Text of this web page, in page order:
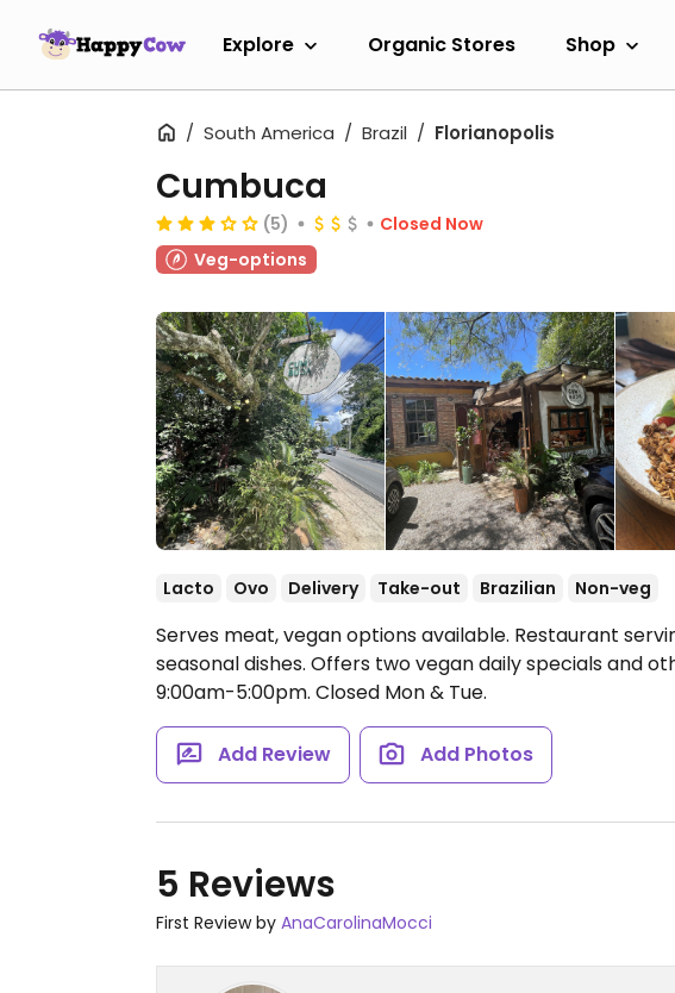
Explore Organic Stores Shop
South America Brazil Florianopolis
Cumbuca
(5)
Closed Now
Veg-options
Lacto Ovo Delivery Take-out Brazilian Non-veg
Serves meat, vegan options available. Restaurant
seasonal dishes. Offers two vegan daily specials and
9:00am-5:00pm. Closed Mon & Tue.
Add Review Add Photos
5 Reviews
First Review by AnaCarolinaMocci